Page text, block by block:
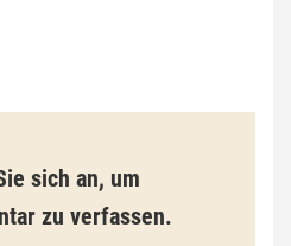
sich an, um
zu verfassen.